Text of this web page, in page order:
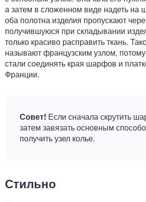
а затем в сложенном виде надеть на
оба полотна изделия пропускают
получившуюся при складывании
только красиво расправить ткань.
называют французским узлом,
стали соединять края шарфов и
Франции.
Совет! Если сначала скрутить
затем завязать основным
получить узел колье.
Стильно